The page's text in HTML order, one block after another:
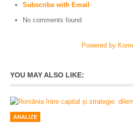
Subscribe with Email
No comments found
Powered by
YOU MAY ALSO LIKE:
ANALIZE